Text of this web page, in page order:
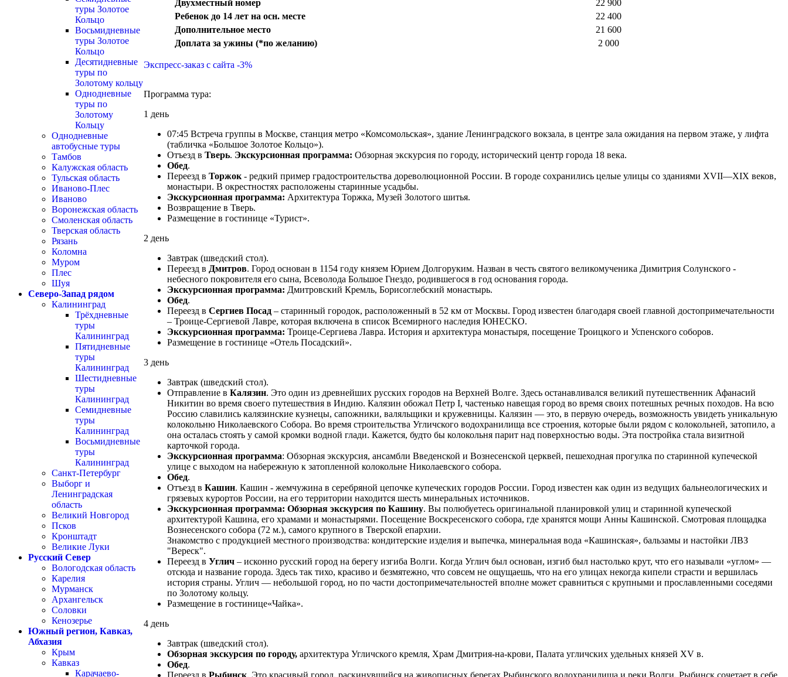
туры Золотое
Кольцо
Восьмидневные
туры Золотое
Кольцо
Десятидневные
туры по
Золотому кольцу
Однодневные
туры по
Золотому
Кольцу
Однодневные
автобусные туры
Тамбов
Калужская область
Тульская область
Иваново-Плес
Иваново
Воронежская область
Смоленская область
Тверская область
Рязань
Коломна
Муром
Плес
Шуя
Северо-Запад рядом
Калининград
Трёхдневные
туры
Калининград
Пятидневные
туры
Калининград
Шестидневные
туры
Калининград
Семидневные
туры
Калининград
Восьмидневные
туры
Калининград
Санкт-Петербург
Выборг и
Ленинградская
область
Великий Новгород
Псков
Кронштадт
Великие Луки
Русский Север
Вологодская область
Карелия
Мурманск
Архангельск
Соловки
Кенозерье
Южный регион, Кавказ,
Абхазия
Крым
Кавказ
Карачаево-
Двухместный номер
22 900
Ребенок до 14 лет на осн. месте
22 400
Дополнительное место
21 600
Доплата за ужины (*по желанию)
2 000
Экспресс-заказ с сайта -3%
Программа тура:
1 день
07:45 Встреча группы в Москве, станция метро «Комсомольская», здание Ленинградского вокзала, в центре зала ожидания на первом этаже, у лифта
(табличка «Большое Золотое Кольцо»).
Отъезд в Тверь. Экскурсионная программа: Обзорная экскурсия по городу, исторический центр города 18 века.
Обед.
Переезд в Торжок - редкий пример градостроительства дореволюционной России. В городе сохранились целые улицы со зданиями XVII—XIX веков,
монастыри. В окрестностях расположены старинные усадьбы.
Экскурсионная программа: Архитектура Торжка, Музей Золотого шитья.
Возвращение в Тверь.
Размещение в гостинице «Турист».
2 день
Завтрак (шведский стол).
Переезд в Дмитров. Город основан в 1154 году князем Юрием Долгоруким. Назван в честь святого великомученика Димитрия Солунского -
небесного покровителя его сына, Всеволода Большое Гнездо, родившегося в год основания города.
Экскурсионная программа: Дмитровский Кремль, Борисоглебский монастырь.
Обед.
Переезд в Сергиев Посад – старинный городок, расположенный в 52 км от Москвы. Город известен благодаря своей главной достопримечательности
– Троице-Сергиевой Лавре, которая включена в список Всемирного наследия ЮНЕСКО.
Экскурсионная программа: Троице-Сергиева Лавра. История и архитектура монастыря, посещение Троицкого и Успенского соборов.
Размещение в гостинице «Отель Посадский».
3 день
Завтрак (шведский стол).
Отправление в Калязин. Это один из древнейших русских городов на Верхней Волге. Здесь останавливался великий путешественник Афанасий
Никитин во время своего путешествия в Индию. Калязин обожал Петр I, частенько навещая город во время своих потешных речных походов. На всю
Россию славились калязинские кузнецы, сапожники, валяльщики и кружевницы. Калязин — это, в первую очередь, возможность увидеть уникальную
колокольню Николаевского Собора. Во время строительства Угличского водохранилища все строения, которые были рядом с колокольней, затопило, а
она осталась стоять у самой кромки водной глади. Кажется, будто бы колокольня парит над поверхностью воды. Эта постройка стала визитной
карточкой города.
Экскурсионная программа: Обзорная экскурсия, ансамбли Введенской и Вознесенской церквей, пешеходная прогулка по старинной купеческой
улице с выходом на набережную к затопленной колокольне Николаевского собора.
Обед.
Отъезд в Кашин. Кашин - жемчужина в серебряной цепочке купеческих городов России. Город известен как один из ведущих бальнеологических и
грязевых курортов России, на его территории находится шесть минеральных источников.
Экскурсионная программа: Обзорная экскурсия по Кашину. Вы полюбуетесь оригинальной планировкой улиц и старинной купеческой
архитектурой Кашина, его храмами и монастырями. Посещение Воскресенского собора, где хранятся мощи Анны Кашинской. Смотровая площадка
Вознесенского собора (72 м.), самого крупного в Тверской епархии.
Знакомство с продукцией местного производства: кондитерские изделия и выпечка, минеральная вода «Кашинская», бальзамы и настойки ЛВЗ
"Вереск".
Переезд в Углич – исконно русский город на берегу изгиба Волги. Когда Углич был основан, изгиб был настолько крут, что его называли «углом» —
отсюда и название города. Здесь так тихо, красиво и безмятежно, что совсем не ощущаешь, что на его улицах некогда кипели страсти и вершилась
история страны. Углич — небольшой город, но по части достопримечательностей вполне может сравниться с крупными и прославленными соседями
по Золотому кольцу.
Размещение в гостинице«Чайка».
4 день
Завтрак (шведский стол).
Обзорная экскурсия по городу, архитектура Угличского кремля, Храм Дмитрия-на-крови, Палата угличских удельных князей ХV в.
Обед.
Переезд в Рыбинск. Это красивый город, раскинувшийся на живописных берегах Рыбинского водохранилища и реки Волги. Рыбинск сочетает в себе